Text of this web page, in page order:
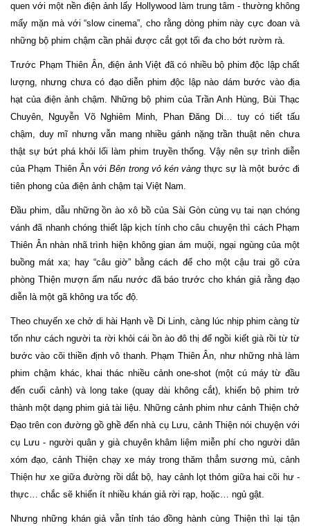
quen với một nền điện ảnh lấy Hollywood làm trung tâm - thường không
mấy mặn mà với “slow cinema”, cho rằng dòng phim này cực đoan và
những bộ phim chậm cần phải được cắt gọt tối đa cho bớt rườm rà.
Trước Phạm Thiên Ân, điện ảnh Việt đã có nhiều bộ phim độc lập chất
lượng, nhưng chưa có đạo diễn phim độc lập nào dám bước vào địa
hạt của điện ảnh chậm. Những bộ phim của Trần Anh Hùng, Bùi Thạc
Chuyên, Nguyễn Võ Nghiêm Minh, Phan Đăng Di… tuy có tiết tấu
chậm, duy mĩ nhưng vẫn mang nhiều gánh nặng trần thuật nên chưa
thật sự bứt phá khỏi lối làm phim truyền thống. Vậy nên sự trình diễn
của Phạm Thiên Ân vớiBên trong vỏ kén vàng thực sự là một bước đi
tiên phong của điện ảnh chậm tại Việt Nam.
Đầu phim, dẫu những ồn ào xô bồ của Sài Gòn cùng vụ tai nạn chóng
vánh đã nhanh chóng thiết lập kịch tính cho câu chuyện thì cách Phạm
Thiên Ân nhàn nhã trình hiện không gian ám muội, ngại ngùng của một
buồng mát xa; hay “câu giờ” bằng cách để cho một cậu trai gõ cửa
phòng Thiện mượn ấm nấu nước đã báo trước cho khán giả rằng đạo
diễn là một gã không ưa tốc độ.
Theo chuyến xe chở di hài Hạnh về Di Linh, càng lúc nhịp phim càng từ
tốn như cách người ta rời khỏi cái ồn ào đô thị để ngồi kiết già rồi từ từ
bước vào cõi thiền định vô thanh. Phạm Thiên Ân, như những nhà làm
phim chậm khác, khai thác nhiều cảnh one-shot (một cú máy từ đầu
đến cuối cảnh) và long take (quay dài không cắt), khiến bộ phim trở
thành một dạng phim giả tài liệu. Những cảnh phim như cảnh Thiện chở
Đạo trên con đường gồ ghề đến nhà cụ Lưu, cảnh Thiện nói chuyện với
cụ Lưu - người quân y già chuyên khâm liệm miễn phí cho người dân
xóm đạo, cảnh Thiện chạy xe máy trong thăm thẳm sương mù, cảnh
Thiện hư xe giữa đường rồi dắt bộ, hay cảnh lọt thỏm giữa hai cõi hư -
thực… chắc sẽ khiến ít nhiều khán giả rời rạp, hoặc… ngủ gật.
Nhưng những khán giả vẫn tỉnh táo đồng hành cùng Thiện thì lại tận